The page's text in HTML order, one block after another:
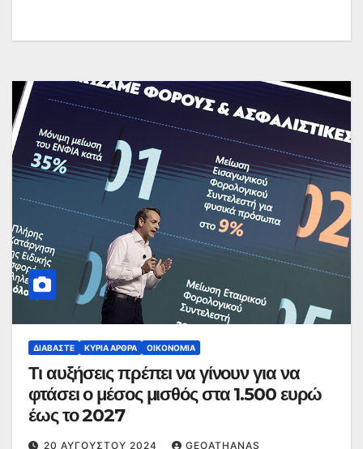
ΔΙΑΒΆΣΤΕ ΚΥΡΙΑ ΑΡΘΡΑ ΟΙΚΟΝΟΜΊΑ
Τι αυξήσεις πρέπει να γίνουν για να
φτάσει ο μέσος μισθός στα 1.500 ευρώ
έως το 2027
20 ΑΥΓΟΎΣΤΟΥ 2024 GEOATHANAS